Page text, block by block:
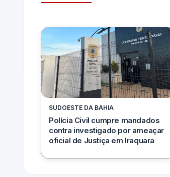
SUDOESTE DA BAHIA
Polícia Civil cumpre mandados
contra investigado por ameaçar
oficial de Justiça em Iraquara